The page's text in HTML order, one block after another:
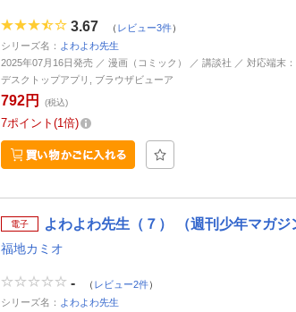
3.67 （ レビュー3件）
シリーズ名： よわよわ先生
2025年07月16日発売 ／ 漫画（コミック） ／ 講談社 ／ 対応端末
デスクトップアプリ, ブラウザビューア
792円 (税込)
7ポイント 1倍
電子 よわよわ先生（７） （週刊少年マガ
福地カミオ
- （ レビュー2件）
シリーズ名： よわよわ先生